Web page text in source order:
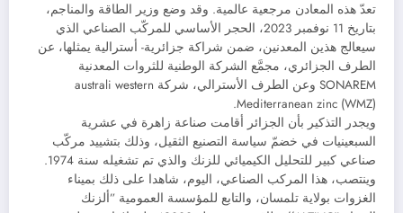
تعدّ هذه المعادن مرجعية عالمية. وقد وضع وزير الطاقة والمناجم،
بتاريخ 11 نوفمبر 2023، الحجر الأساسي للمركّب الصناعي الذي
سيعالج هذين المعدنين، ضمن شراكة جزائرية- أسترالية يمثلها، عن
الطرف الجزائري، مجمَّع الشركة الوطنية للثروات المعدنية
SONAREM وعن الطرف الأسترالي، شركة australi western
Mediterranean zinc (WMZ).
ويجدر التذكير بأن الجزائر أقامت صناعة زاهرة في عشرية
السبعينيات في خضمّ سياسة التصنيع الثقيل، وذلك بتشييد مركّب
صناعي كبير للتحليل الكيميائي للزنك والذي تم تشغيله سنة 1974.
وينتصب، هذا المركب الصناعي، اليوم، شاهدا على ذلك بميناء
الغزوات بولاية تلمسان، والتابع للمؤسسة العمومية ”ألزنك